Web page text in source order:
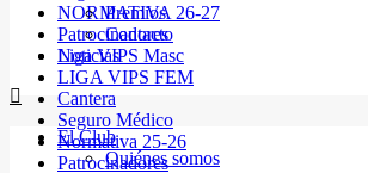
NORMATIVA 26-27
Patrocinadores
Noticias
El Club
Quiénes somos
Premios
Contacto
Liga VIPS Masc
LIGA VIPS FEM
Cantera
Seguro Médico
Normativa 25-26
Patrocinadores